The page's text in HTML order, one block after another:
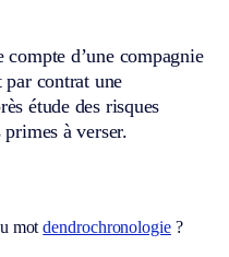
d’une compagnie
par contrat une
étude des risques
à verser.
motdendrochronologie?